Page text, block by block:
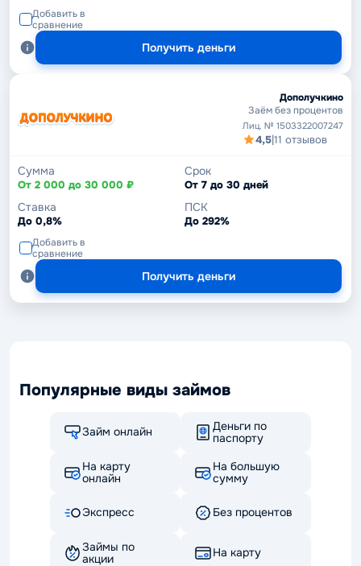
Добавить в
сравнение
Получить деньги
Дополучкино
Заём без процентов
Лиц. № 1503322007247
4,5|11 отзывов
Сумма
От 2 000 до 30 000 ₽
Срок
От 7 до 30 дней
Ставка
До 0,8%
ПСК
До 292%
Добавить в
сравнение
Получить деньги
Популярные виды займов
Займ онлайн
Деньги по
паспорту
На карту
онлайн
На большую
сумму
Экспресс Без процентов
Займы по
акции
На карту